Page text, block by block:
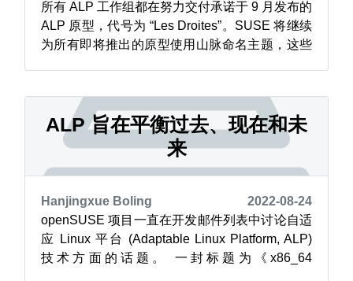
所有 ALP 工作组都在努力交付承诺于 9 月发布的
ALP 原型，代号为 “Les Droites”。SUSE 将继续
为所有即将推出的原型使用山脉命名主题，这些
式进行规划、开发和测试，因此用户可以简单地
从 OBS 获取安...
ALP 旨在平衡过去、现在和未
来
Hanjingxue Boling
2022-08-24
openSUSE 项目一直在开发邮件列表中讨论自适
应 Linux 平台 (Adaptable Linux Platform, ALP)
技术方面的话题。 一封标题为《x86_64